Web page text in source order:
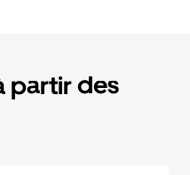
partir des